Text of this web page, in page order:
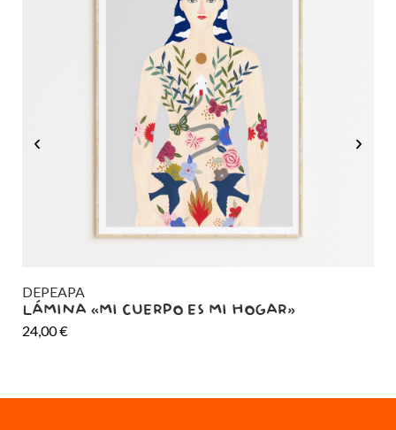
DEPEAPA
LÁMINA «MI CUERPO ES MI HOGAR»
24,00€